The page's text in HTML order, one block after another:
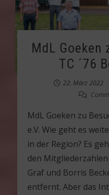
MdL Goeken
TC ´76
22. März 2022
MdL Goeken zu
e.V. Wie geht es
in der Region? Es
den
Graf und Borris
entfernt. Aber das